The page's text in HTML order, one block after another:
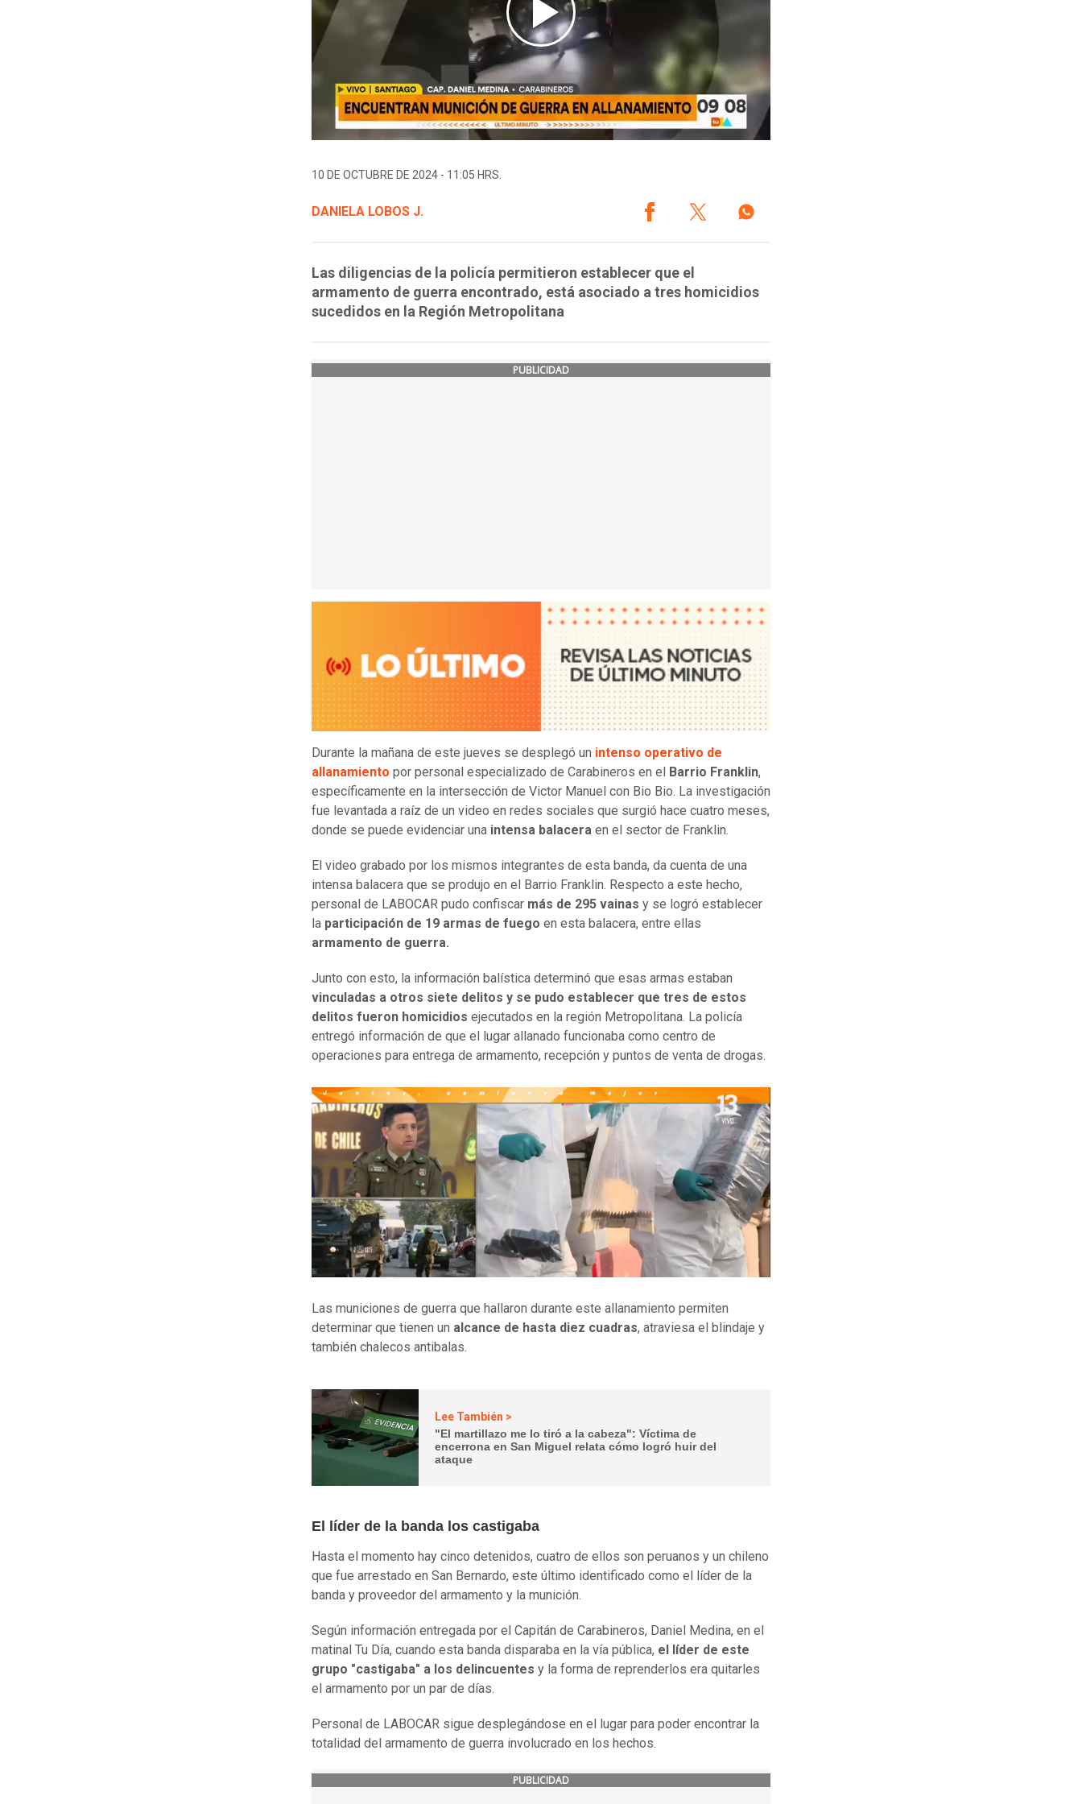
10 DE OCTUBRE DE 2024 - 11:05 HRS.
DANIELA LOBOS J.
Las diligencias de la policía permitieron establecer que el
armamento de guerra encontrado, está asociado a tres homicidios
sucedidos en la Región Metropolitana
PUBLICIDAD
Durante la mañana de este jueves se desplegó un intenso operativo de
allanamiento por personal especializado de Carabineros en el Barrio Franklin,
específicamente en la intersección de Victor Manuel con Bio Bio. La investigación
fue levantada a raíz de un video en redes sociales que surgió hace cuatro meses,
donde se puede evidenciar una intensa balacera en el sector de Franklin.
El video grabado por los mismos integrantes de esta banda, da cuenta de una
intensa balacera que se produjo en el Barrio Franklin. Respecto a este hecho,
personal de LABOCAR pudo confiscar más de 295 vainas y se logró establecer
la participación de 19 armas de fuego en esta balacera, entre ellas
armamento de guerra.
Junto con esto, la información balística determinó que esas armas estaban
vinculadas a otros siete delitos y se pudo establecer que tres de estos
delitos fueron homicidios ejecutados en la región Metropolitana. La policía
entregó información de que el lugar allanado funcionaba como centro de
operaciones para entrega de armamento, recepción y puntos de venta de drogas.
Las municiones de guerra que hallaron durante este allanamiento permiten
determinar que tienen un alcance de hasta diez cuadras, atraviesa el blindaje y
también chalecos antibalas.
Lee También >
"El martillazo me lo tiró a la cabeza": Víctima de
encerrona en San Miguel relata cómo logró huir del
ataque
El líder de la banda los castigaba
Hasta el momento hay cinco detenidos, cuatro de ellos son peruanos y un chileno
que fue arrestado en San Bernardo, este último identificado como el líder de la
banda y proveedor del armamento y la munición.
Según información entregada por el Capitán de Carabineros, Daniel Medina, en el
matinal Tu Día, cuando esta banda disparaba en la vía pública, el líder de este
grupo "castigaba" a los delincuentes y la forma de reprenderlos era quitarles
el armamento por un par de días.
Personal de LABOCAR sigue desplegándose en el lugar para poder encontrar la
totalidad del armamento de guerra involucrado en los hechos.
PUBLICIDAD